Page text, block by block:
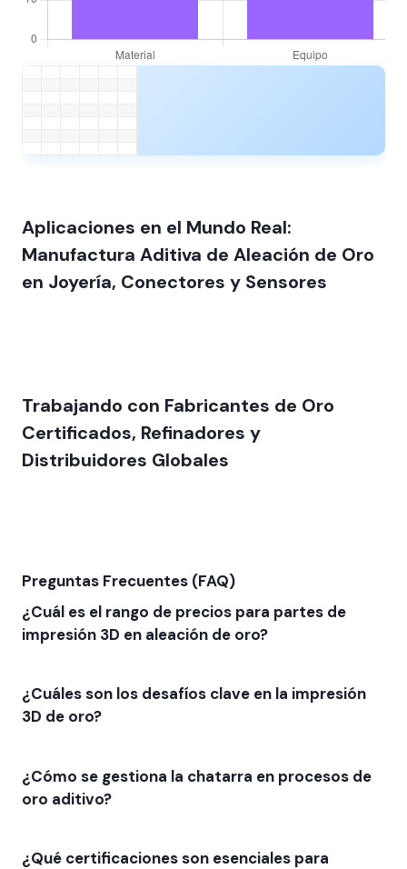
Aplicaciones en el Mundo Real:
Manufactura Aditiva de Aleación de Oro
en Joyería, Conectores y Sensores
Trabajando con Fabricantes de Oro
Certificados, Refinadores y
Distribuidores Globales
Preguntas Frecuentes (FAQ)
¿Cuál es el rango de precios para partes de
impresión 3D en aleación de oro?
¿Cuáles son los desafíos clave en la impresión
3D de oro?
¿Cómo se gestiona la chatarra en procesos de
oro aditivo?
¿Qué certificaciones son esenciales para